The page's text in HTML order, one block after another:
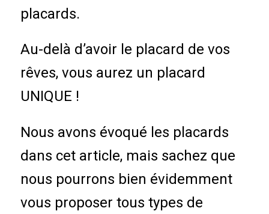
placards.
Au-delà d’avoir le placard de vos
rêves, vous aurez un placard
UNIQUE !
Nous avons évoqué les placards
dans cet article, mais sachez que
nous pourrons bien évidemment
vous proposer tous types de